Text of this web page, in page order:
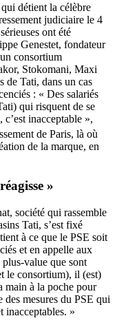
détient la célèbre
judiciaire le 4
ont été
Genestet, fondateur
consortium
Stokomani, Maxi
de Tati, dans un cas
: « Des salariés
qui risquent de se
inacceptable »,
de Paris, là où
de la marque, en
»
société qui rassemble
Tati, s’est fixé
à ce que le PSE soit
et en appelle aux
value que sont
le consortium), il (est)
main à la poche pour
mesures du PSE qui
inacceptables. »